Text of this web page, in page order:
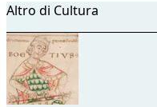
Altro di Cultura